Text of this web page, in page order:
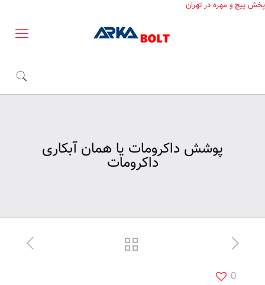
پخش پیچ و مهره در تهران
پوشش داکرومات یا همان آبکاری
داکرومات
0